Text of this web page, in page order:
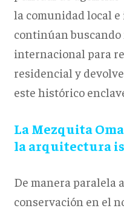
la comunidad local
continúan
internacional para
residencial y
este histórico
La Mezquita
la arquitectura
De manera paralela
conservación en el